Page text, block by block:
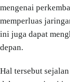
mengenai
memperluas
ini juga dapat
depan.
Hal tersebut